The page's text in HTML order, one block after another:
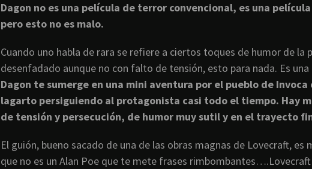
Dagon no es una película de terror convencional, es una
pero esto no es malo.
Cuando uno habla de rara se refiere a ciertos toques de humor de la
desenfadado aunque no con falto de tensión, esto para nada. Es
Dagon te sumerge en una mini aventura por el pueblo de Invoca
lagarto persiguiendo al protagonista casi todo el tiempo. Hay
de tensión y persecución, de humor muy sutil y en el trayecto
El guión, bueno sacado de una de las obras magnas de Lovecraft, es
que no es un Alan Poe que te mete frases rimbombantes….Lovecraft